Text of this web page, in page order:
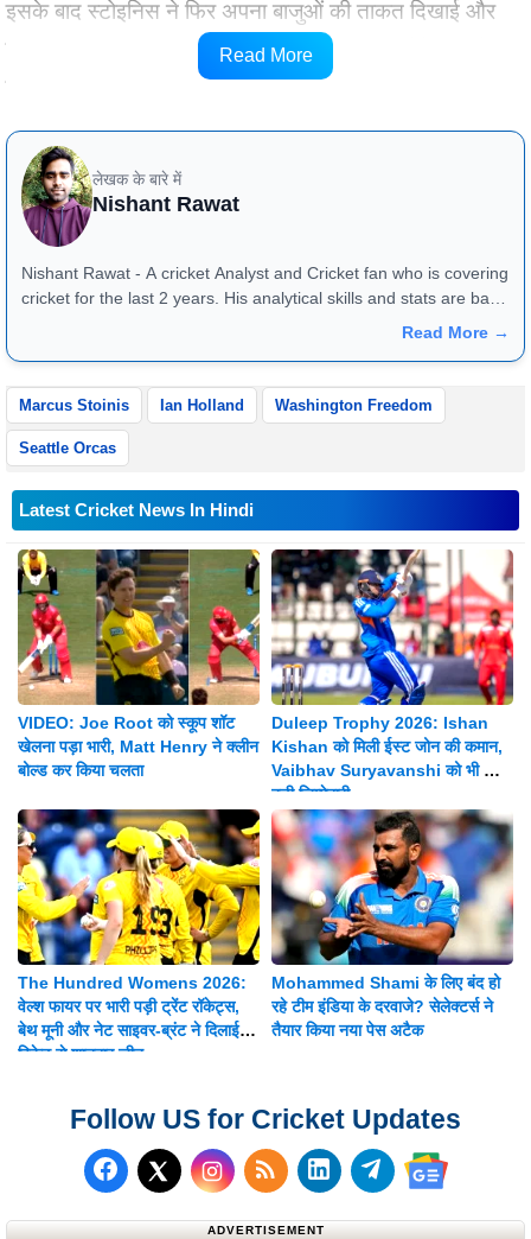
इसके बाद स्टोइनिस ने फिर अपना बाजुओं की ताकत दिखाई और
साइड स्क्रीन की तरफ छक्का लगाया। इस तरह उन्होंने एक ओवर
में से पूरे 30 रन लूटे जिसका वीडियो आप नीचे देख सकते हो।
Read More
लेखक के बारे में
Nishant Rawat
Nishant Rawat - A cricket Analyst and Cricket fan who is covering
cricket for the last 2 years. His analytical skills and stats are bang
on and they reflect very well in match previews and articleRead More →
Marcus Stoinis Ian Holland Washington Freedom
Seattle Orcas
Latest Cricket News In Hindi
VIDEO: Joe Root को स्कूप शॉट
खेलना पड़ा भारी, Matt Henry ने क्लीन
बोल्ड कर किया चलता
Duleep Trophy 2026: Ishan
Kishan को मिली ईस्ट जोन की कमान,
Vaibhav Suryavanshi को भी मिली
बड़ी जिम्मेदारी
The Hundred Womens 2026:
वेल्श फायर पर भारी पड़ी ट्रेंट रॉकेट्स,
बेथ मूनी और नेट साइवर-ब्रंट ने दिलाई 8
विकेट से शानदार जीत
Mohammed Shami के लिए बंद हो
रहे टीम इंडिया के दरवाजे? सेलेक्टर्स ने
तैयार किया नया पेस अटैक
Follow US for Cricket Updates
Follow us on Facebook
Follow us on X (Twitter)
Subscribe to our RSS
Follow us on
Follow us on
Follow us
ADVERTISEMENT